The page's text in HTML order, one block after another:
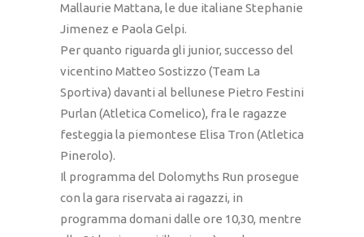
Mallaurie Mattana, le due italiane Stephanie
Jimenez e Paola Gelpi.
Per quanto riguarda gli junior, successo del
vicentino Matteo Sostizzo (Team La
Sportiva) davanti al bellunese Pietro Festini
Purlan (Atletica Comelico), fra le ragazze
festeggia la piemontese Elisa Tron (Atletica
Pinerolo).
Il programma del Dolomyths Run prosegue
con la gara riservata ai ragazzi, in
programma domani dalle ore 10,30, mentre